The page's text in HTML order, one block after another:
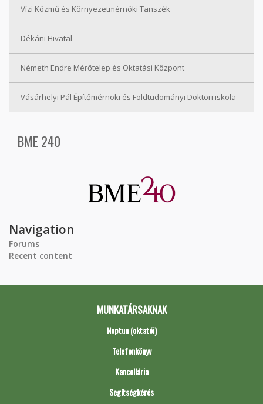
Vízi Közmű és Környezetmérnöki Tanszék
Dékáni Hivatal
Németh Endre Mérőtelep és Oktatási Központ
Vásárhelyi Pál Építőmérnöki és Földtudományi Doktori iskola
BME 240
Navigation
Forums
Recent content
MUNKATÁRSAKNAK
Neptun (oktatói)
Telefonkönyv
Kancellária
Segítségkérés